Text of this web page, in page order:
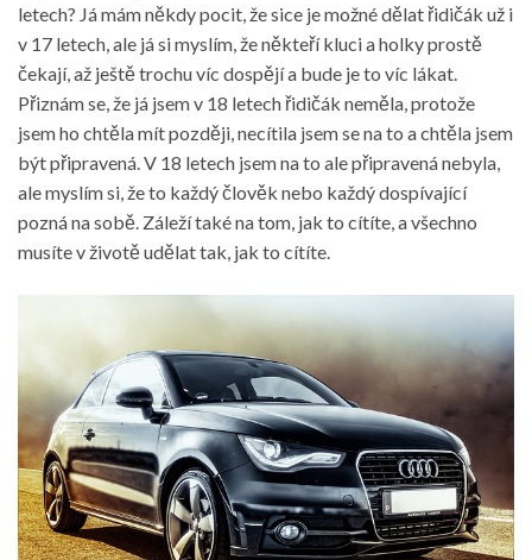
letech? Já mám někdy pocit, že sice je možné dělat řidičák už i
v 17 letech, ale já si myslím, že někteří kluci a holky prostě
čekají, až ještě trochu víc dospějí a bude je to víc lákat.
Přiznám se, že já jsem v 18 letech řidičák neměla, protože
jsem ho chtěla mít později, necítila jsem se na to a chtěla jsem
být připravená. V 18 letech jsem na to ale připravená nebyla,
ale myslím si, že to každý člověk nebo každý dospívající
pozná na sobě. Záleží také na tom, jak to cítíte, a všechno
musíte v životě udělat tak, jak to cítíte.